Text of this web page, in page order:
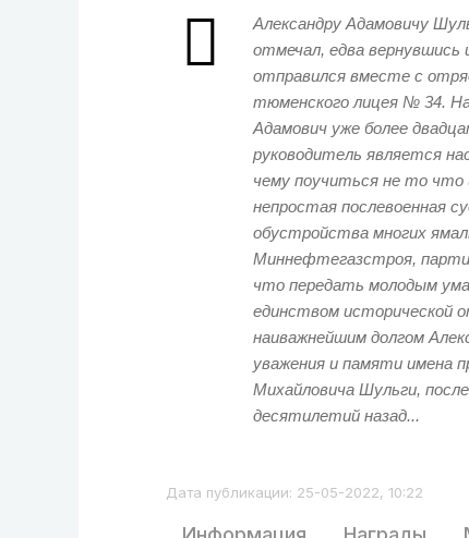
Александру Адамовичу
отмечал, едва вернувшись
отправился вместе с
тюменского лицея № 34.
Адамович уже более
руководитель является
чему поучиться не то что
непростая послевоенная
обустройства многих
Миннефтегазстроя,
что передать молодым
единством исторической
наиважнейшим долгом
уважения и памяти имена
Михайловича Шульги,
десятилетий назад...
Дата публикации: 25-05-2022, 10:22